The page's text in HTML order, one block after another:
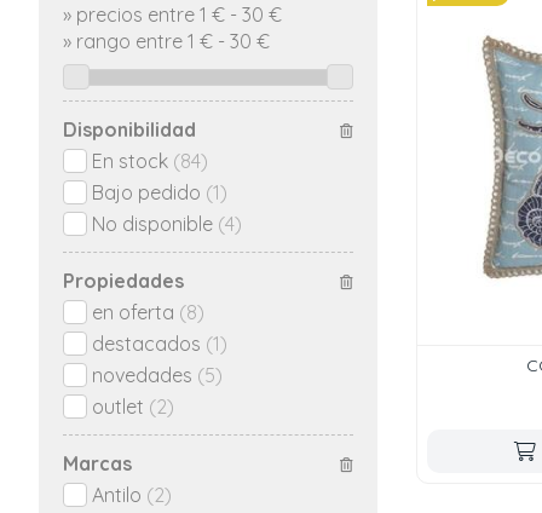
» precios entre 1 € - 30 €
» rango entre 1 € - 30 €
Disponibilidad
En stock (84)
Bajo pedido (1)
No disponible (4)
Propiedades
en oferta (8)
destacados (1)
novedades (5)
outlet (2)
Marcas
Antilo (2)